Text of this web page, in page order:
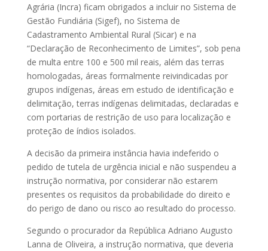
Agrária (Incra) ficam obrigados a incluir no Sistema de
Gestão Fundiária (Sigef), no Sistema de
Cadastramento Ambiental Rural (Sicar) e na
“Declaração de Reconhecimento de Limites”, sob pena
de multa entre 100 e 500 mil reais, além das terras
homologadas, áreas formalmente reivindicadas por
grupos indígenas, áreas em estudo de identificação e
delimitação, terras indígenas delimitadas, declaradas e
com portarias de restrição de uso para localização e
proteção de índios isolados.
A decisão da primeira instância havia indeferido o
pedido de tutela de urgência inicial e não suspendeu a
instrução normativa, por considerar não estarem
presentes os requisitos da probabilidade do direito e
do perigo de dano ou risco ao resultado do processo.
Segundo o procurador da República Adriano Augusto
Lanna de Oliveira, a instrução normativa, que deveria